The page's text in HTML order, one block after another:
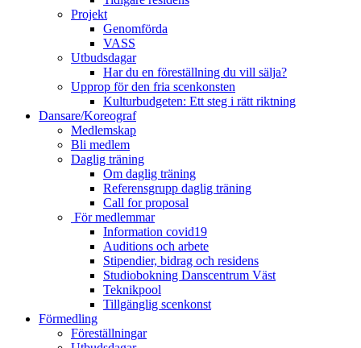
Projekt
Genomförda
VASS
Utbudsdagar
Har du en föreställning du vill sälja?
Upprop för den fria scenkonsten
Kulturbudgeten: Ett steg i rätt riktning
Dansare/Koreograf
Medlemskap
Bli medlem
Daglig träning
Om daglig träning
Referensgrupp daglig träning
Call for proposal
För medlemmar
Information covid19
Auditions och arbete
Stipendier, bidrag och residens
Studiobokning Danscentrum Väst
Teknikpool
Tillgänglig scenkonst
Förmedling
Föreställningar